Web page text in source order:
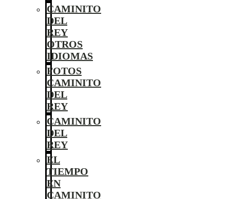
CAMINITO
DEL
REY
OTROS
IDIOMAS
FOTOS
CAMINITO
DEL
REY
CAMINITO
DEL
REY
EL
TIEMPO
EN
CAMINITO